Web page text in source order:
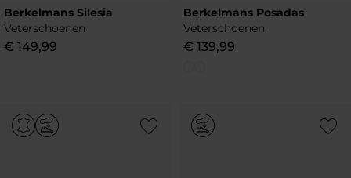
Berkelmans Silesia
Veterschoenen
€ 149,99
Berkelmans Posadas
Veterschoenen
€ 139,99
Add to Wishlist Add to